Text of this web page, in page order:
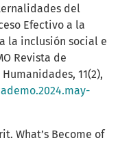
del
Efectivo a la
la inclusión social e
Revista de
11(2),
What’s Become of